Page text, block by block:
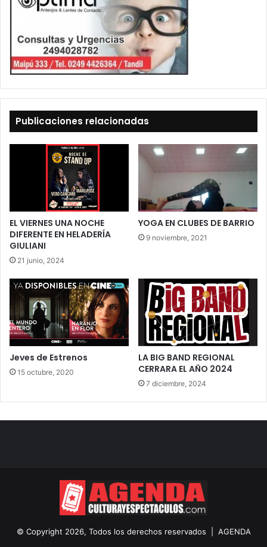
Publicaciones relacionadas
EL VIERNES UNA NOCHE
DIFERENTE EN HELADERÍA
GIULIANI
21 junio, 2024
YOGA EN CLUBES DE BARRIO
9 noviembre, 2021
Jeves de Estrenos
15 octubre, 2020
LA BIG BAND REGIONAL
CERRARA EL AÑO 2024
7 diciembre, 2024
© Copyright 2026, Todos los derechos reservados | AGENDA